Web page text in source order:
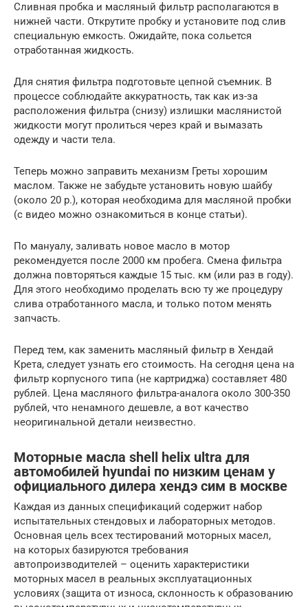
Сливная пробка и масляный фильтр располагаются в
нижней части. Открутите пробку и установите под слив
специальную емкость. Ожидайте, пока сольется
отработанная жидкость.
Для снятия фильтра подготовьте цепной съемник. В
процессе соблюдайте аккуратность, так как из-за
расположения фильтра (снизу) излишки маслянистой
жидкости могут пролиться через край и вымазать
одежду и части тела.
Теперь можно заправить механизм Греты хорошим
маслом. Также не забудьте установить новую шайбу
(около 20 р.), которая необходима для масляной пробки
(с видео можно ознакомиться в конце статьи).
По мануалу, заливать новое масло в мотор
рекомендуется после 2000 км пробега. Смена фильтра
должна повторяться каждые 15 тыс. км (или раз в году).
Для этого необходимо проделать всю ту же процедуру
слива отработанного масла, и только потом менять
запчасть.
Перед тем, как заменить масляный фильтр в Хендай
Крета, следует узнать его стоимость. На сегодня цена на
фильтр корпусного типа (не картриджа) составляет 480
рублей. Цена масляного фильтра-аналога около 300-350
рублей, что ненамного дешевле, а вот качество
неоригинальной детали неизвестно.
Моторные масла shell helix ultra для
автомобилей hyundai по низким ценам у
официального дилера хендэ сим в москве
Каждая из данных спецификаций содержит набор
испытательных стендовых и лабораторных методов.
Основная цель всех тестирований моторных масел,
на которых базируются требования
автопроизводителей – оценить характеристики
моторных масел в реальных эксплуатационных
условиях (защита от износа, склонность к образованию